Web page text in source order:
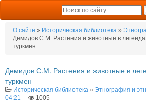
О сайте » Историческая библиотека »
Демидов С.М. Растения и животные в
туркмен
Демидов С.М. Растения и животные в
туркмен
Историческая библиотека » Этнография и
04:21
1005